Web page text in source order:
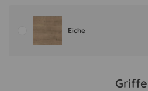
Eiche
Griffe